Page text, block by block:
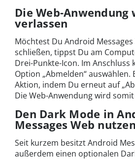
Die Web-Anwendung
verlassen
Möchtest Du Android
schließen, tippst Du am
Drei-Punkte-Icon. Im Anschluss
Option „Abmelden“ auswählen.
Aktion, indem Du erneut auf
Die Web-Anwendung wird
Den Dark Mode in
Messages Web nutzen
Seit kurzem besitzt Android
außerdem einen optionalen